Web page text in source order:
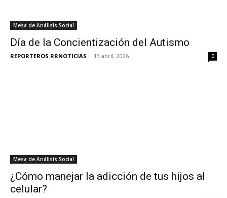
Mesa de Análisis Social
Día de la Concientización del Autismo
REPORTEROS RRNOTICIAS - 13 abril, 2026 0
Mesa de Análisis Social
¿Cómo manejar la adicción de tus hijos al
celular?